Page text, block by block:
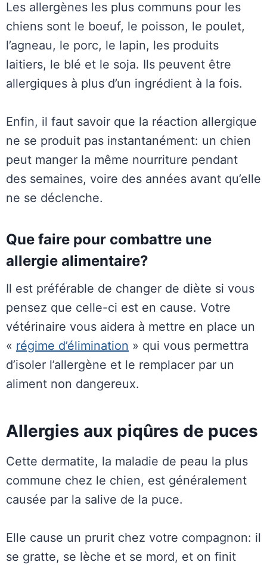
Les allergènes les plus communs pour les
chiens sont le boeuf, le poisson, le poulet,
l’agneau, le porc, le lapin, les produits
laitiers, le blé et le soja. Ils peuvent être
allergiques à plus d’un ingrédient à la fois.
Enfin, il faut savoir que la réaction allergique
ne se produit pas instantanément: un chien
peut manger la même nourriture pendant
des semaines, voire des années avant qu’elle
ne se déclenche.
Que faire pour combattre une
allergie alimentaire?
Il est préférable de changer de diète si vous
pensez que celle-ci est en cause. Votre
vétérinaire vous aidera à mettre en place un
« régime d’élimination » qui vous permettra
d’isoler l’allergène et le remplacer par un
aliment non dangereux.
Allergies aux piqûres de puces
Cette dermatite, la maladie de peau la plus
commune chez le chien, est généralement
causée par la salive de la puce.
Elle cause un prurit chez votre compagnon: il
se gratte, se lèche et se mord, et on finit